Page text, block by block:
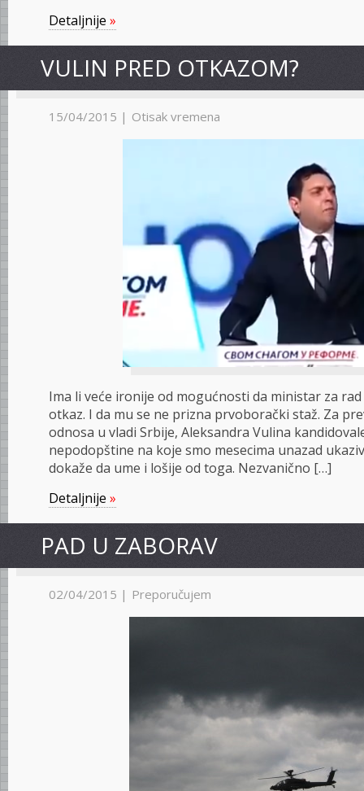
Detaljnije »
VULIN PRED OTKAZOM?
15/04/2015 | Otisak vremena
Ima li veće ironije od mogućnosti da ministar za
otkaz. I da mu se ne prizna prvoborački staž. Za
odnosa u vladi Srbije, Aleksandra Vulina
nepodopštine na koje smo mesecima unazad
dokaže da ume i lošije od toga. Nezvanično […]
Detaljnije »
PAD U ZABORAV
02/04/2015 | Preporučujem